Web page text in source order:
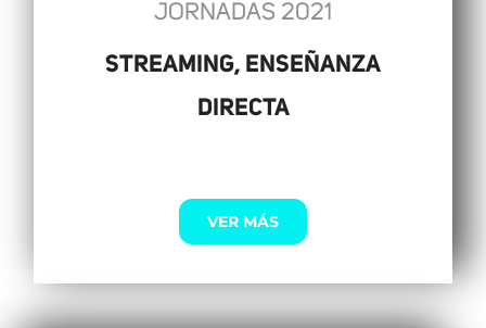
JORNADAS 2021
STREAMING, ENSEÑANZA
DIRECTA
VER MÁS